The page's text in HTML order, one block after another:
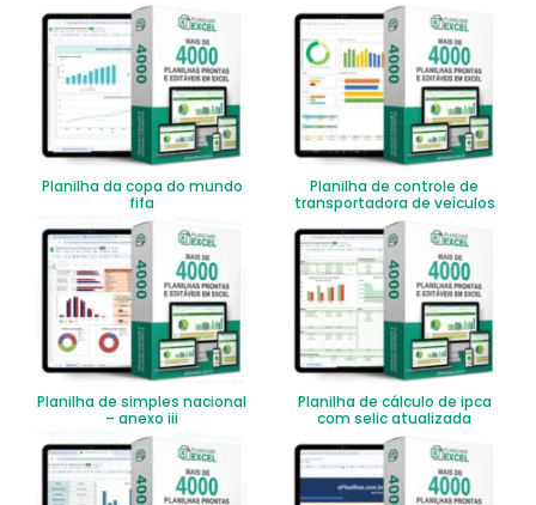
Planilha da copa do mundo
fifa
Planilha de controle de
transportadora de veículos
Planilha de simples nacional
– anexo iii
Planilha de cálculo de ipca
com selic atualizada